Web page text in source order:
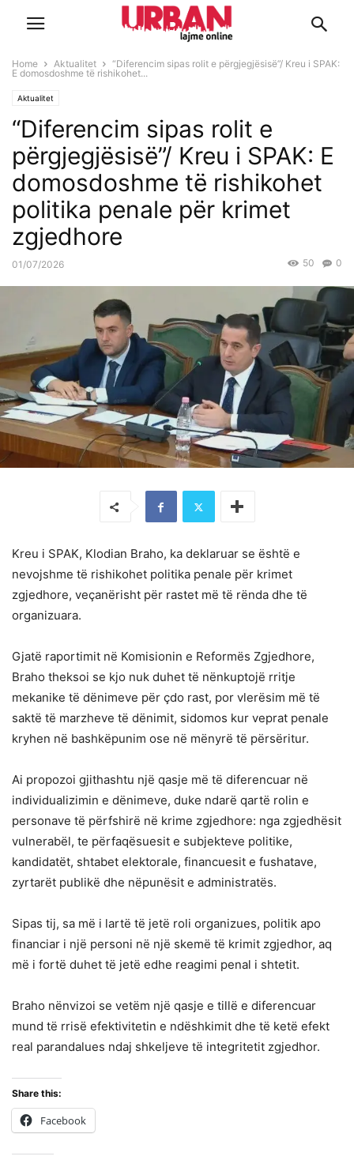
Home Aktualitet
“Diferencim sipas rolit e përgjegjësisë”/ Kreu i SPAK:
E domosdoshme të rishikohet...
Aktualitet
“Diferencim sipas rolit e
përgjegjësisë”/ Kreu i SPAK: E
domosdoshme të rishikohet
politika penale për krimet
zgjedhore
01/07/2026 0
50
Kreu i SPAK, Klodian Braho, ka deklaruar se është e
nevojshme të rishikohet politika penale për krimet
zgjedhore, veçanërisht për rastet më të rënda dhe të
organizuara.
Gjatë raportimit në Komisionin e Reformës Zgjedhore,
Braho theksoi se kjo nuk duhet të nënkuptojë rritje
mekanike të dënimeve për çdo rast, por vlerësim më të
saktë të marzheve të dënimit, sidomos kur veprat penale
kryhen në bashkëpunim ose në mënyrë të përsëritur.
Ai propozoi gjithashtu një qasje më të diferencuar në
individualizimin e dënimeve, duke ndarë qartë rolin e
personave të përfshirë në krime zgjedhore: nga zgjedhësit
vulnerabël, te përfaqësuesit e subjekteve politike,
kandidatët, shtabet elektorale, financuesit e fushatave,
zyrtarët publikë dhe nëpunësit e administratës.
Sipas tij, sa më i lartë të jetë roli organizues, politik apo
financiar i një personi në një skemë të krimit zgjedhor, aq
më i fortë duhet të jetë edhe reagimi penal i shtetit.
Braho nënvizoi se vetëm një qasje e tillë e diferencuar
mund të rrisë efektivitetin e ndëshkimit dhe të ketë efekt
real parandalues ndaj shkeljeve të integritetit zgjedhor.
Share this:
Facebook